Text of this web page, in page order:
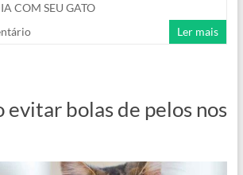
COM SEU GATO
Ler mais
evitar bolas de pelos nos